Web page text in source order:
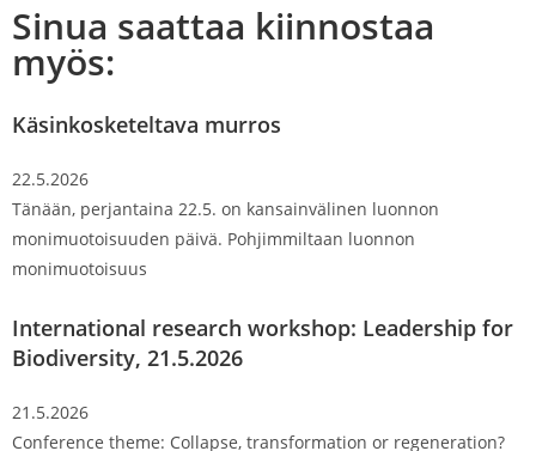
Sinua saattaa kiinnostaa
myös:
Käsinkosketeltava murros
22.5.2026
Tänään, perjantaina 22.5. on kansainvälinen luonnon
monimuotoisuuden päivä. Pohjimmiltaan luonnon
monimuotoisuus
International research workshop: Leadership for
Biodiversity, 21.5.2026
21.5.2026
Conference theme: Collapse, transformation or regeneration?